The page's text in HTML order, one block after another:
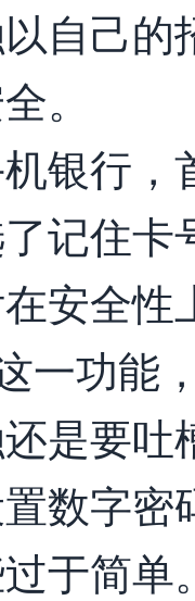
自己
。
行，
了记住
安全
一功能
是要
数字
于简